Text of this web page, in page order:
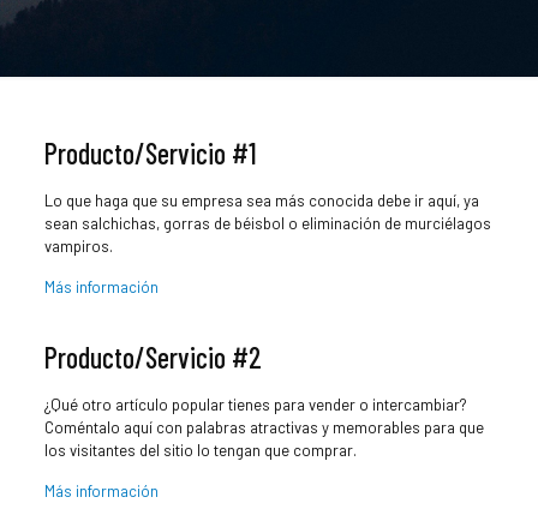
Producto/Servicio #1
Lo que haga que su empresa sea más conocida debe ir aquí, ya
sean salchichas, gorras de béisbol o eliminación de murciélagos
vampiros.
Más información
Producto/Servicio #2
¿Qué otro artículo popular tienes para vender o intercambiar?
Coméntalo aquí con palabras atractivas y memorables para que
los visitantes del sitio lo tengan que comprar.
Más información